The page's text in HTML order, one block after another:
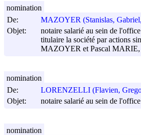
De:
MAZOYER (Stanislas,
Objet:
notaire salarié au sein de
titulaire la société par actions
MAZOYER et Pascal MARIE,
nomination
De:
LORENZELLI (Flavien,
Objet:
notaire salarié au sein de
nomination
nomination